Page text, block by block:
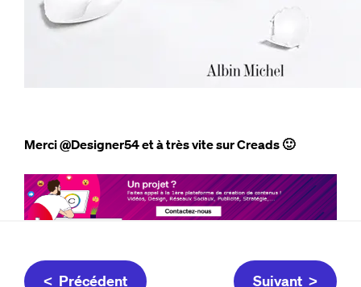
Merci @Designer54 et à très vite sur Creads 🙂
< Précédent Suivant >